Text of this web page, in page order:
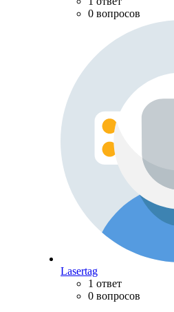
0 вопросов
Lasertag
1 ответ
0 вопросов